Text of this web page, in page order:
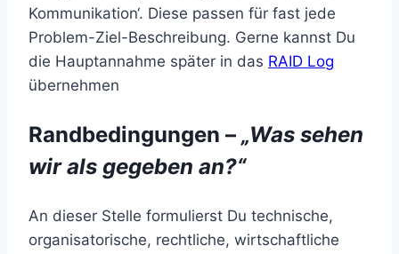
Kommunikation‘. Diese passen für fast jede
Problem-Ziel-Beschreibung. Gerne kannst Du
die Hauptannahme später in das RAID Log
übernehmen
Randbedingungen – „Was sehen
wir als gegeben an?“
An dieser Stelle formulierst Du technische,
organisatorische, rechtliche, wirtschaftliche